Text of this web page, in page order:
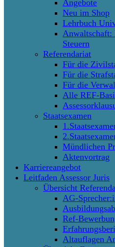
Angebote
Neu im Shop
Lehrbuch
Anwaltschaft:
Steuern
Referendariat
Für die
Für die
Für die
Alle REF-
Staatsexamen
Mündlichen
Aktenvortrag
Karriereangebot
Leitfaden Assessor Juris
Übersicht
AG-
Ref-
Altauflagen